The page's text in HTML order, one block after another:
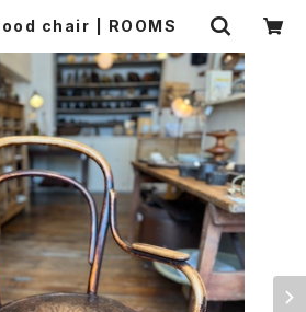
chair | ROOMS